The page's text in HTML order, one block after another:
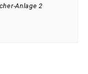
Anlage 2